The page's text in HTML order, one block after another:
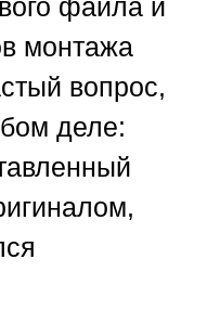
файла и
монтажа
вопрос,
деле: